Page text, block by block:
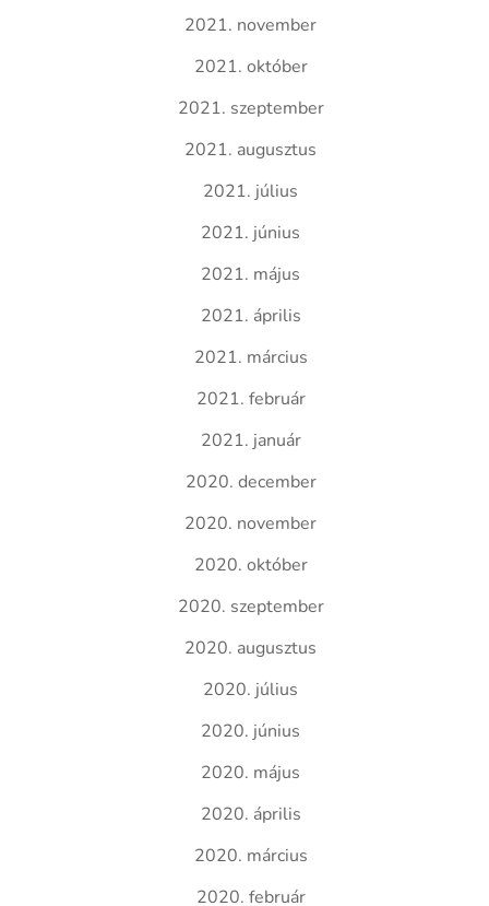
2021. november
2021. október
2021. szeptember
2021. augusztus
2021. július
2021. június
2021. május
2021. április
2021. március
2021. február
2021. január
2020. december
2020. november
2020. október
2020. szeptember
2020. augusztus
2020. július
2020. június
2020. május
2020. április
2020. március
2020. február